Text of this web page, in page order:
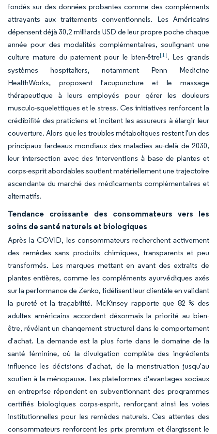
fondés sur des données probantes comme des compléments
attrayants aux traitements conventionnels. Les Américains
dépensent déjà 30,2 milliards USD de leur propre poche chaque
année pour des modalités complémentaires, soulignant une
culture mature du paiement pour le bien-être[1]. Les grands
systèmes hospitaliers, notamment Penn Medicine
HealthWorks, proposent l'acupuncture et le massage
thérapeutique à leurs employés pour gérer les douleurs
musculo-squelettiques et le stress. Ces initiatives renforcent la
crédibilité des praticiens et incitent les assureurs à élargir leur
couverture. Alors que les troubles métaboliques restent l'un des
principaux fardeaux mondiaux des maladies au-delà de 2030,
leur intersection avec des interventions à base de plantes et
corps-esprit abordables soutient matériellement une trajectoire
ascendante du marché des médicaments complémentaires et
alternatifs.
Tendance croissante des consommateurs vers les
soins de santé naturels et biologiques
Après la COVID, les consommateurs recherchent activement
des remèdes sans produits chimiques, transparents et peu
transformés. Les marques mettant en avant des extraits de
plantes entières, comme les compléments ayurvédiques axés
sur la performance de Zenko, fidélisent leur clientèle en validant
la pureté et la traçabilité. McKinsey rapporte que 82 % des
adultes américains accordent désormais la priorité au bien-
être, révélant un changement structurel dans le comportement
d'achat. La demande est la plus forte dans le domaine de la
santé féminine, où la divulgation complète des ingrédients
influence les décisions d'achat, de la menstruation jusqu'au
soutien à la ménopause. Les plateformes d'avantages sociaux
en entreprise répondent en subventionnant des programmes
certifiés biologiques corps-esprit, renforçant ainsi les voies
institutionnelles pour les remèdes naturels. Ces attentes des
consommateurs renforcent les prix premium et élargissent le